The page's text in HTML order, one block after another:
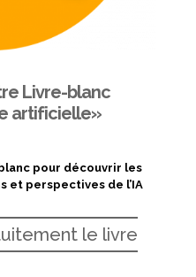
Livre-blanc
artificielle»
pour découvrir les
et perspectives de l’IA
le livre